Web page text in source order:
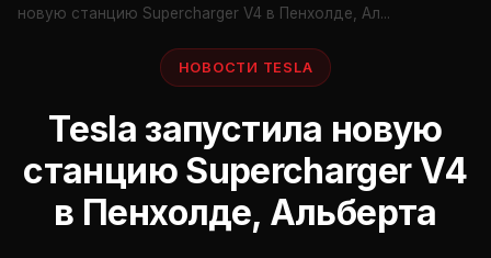
новую станцию Supercharger V4 в Пенхолде, Ал...
НОВОСТИ TESLA
Tesla запустила новую
станцию Supercharger V4
в Пенхолде, Альберта